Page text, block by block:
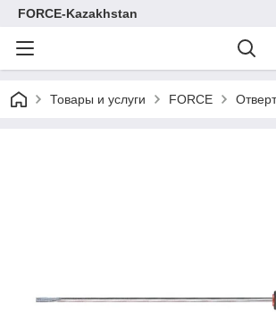
FORCE-Kazakhstan
Товары и услуги FORCE